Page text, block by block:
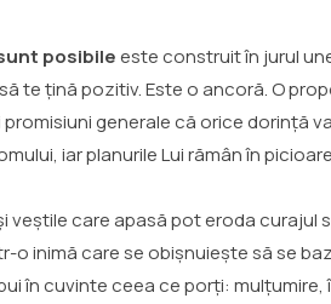
posibileeste construit în jurul
te țină pozitiv. Este o ancoră. O
generale că orice dorință
iar planurile Lui rămân în
veștile care apasă pot eroda
o inimă care se obișnuiește să se
în cuvinte ceea ce porți: